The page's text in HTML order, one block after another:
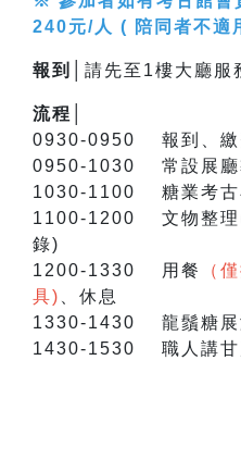
240元/人 ( 陪同者不適
報到│ 請先至1樓大廳服
流程│
0930-0950 報到、繳
0950-1030 常設展廳
1030-1100 糖業考古
1100-1200 文物整理(
錄)
1200-1330 用餐
（
具)
、休息
1330-1430 龍鬚糖展
1430-1530 職人講甘